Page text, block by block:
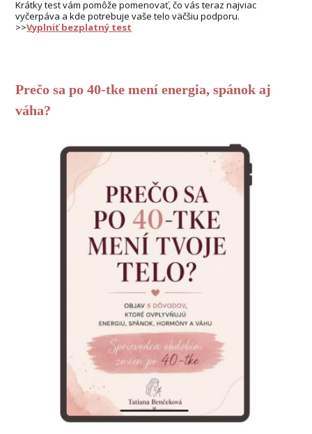
Krátky test vám pomôže pomenovať, čo vás teraz najviac
vyčerpáva a kde potrebuje vaše telo väčšiu podporu.
>>Vyplniť bezplatný test
Prečo sa po 40-tke mení energia, spánok aj
váha?